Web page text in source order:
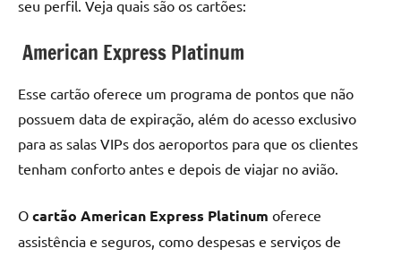
seu perfil. Veja quais são os cartões:
American Express Platinum
Esse cartão oferece um programa de pontos que não
possuem data de expiração, além do acesso exclusivo
para as salas VIPs dos aeroportos para que os clientes
tenham conforto antes e depois de viajar no avião.
O cartão American Express Platinum oferece
assistência e seguros, como despesas e serviços de